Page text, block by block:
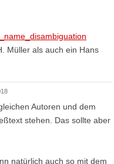
Müller als auch ein Hans
Autoren und dem
stehen. Das sollte aber
natürlich auch so mit dem